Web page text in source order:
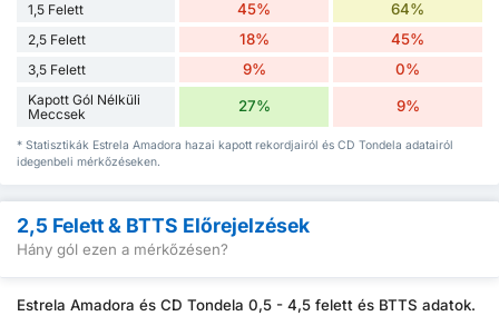
1,5 Felett 45% 64%
2,5 Felett 18% 45%
3,5 Felett 9% 0%
Kapott Gól Nélküli
Meccsek
27% 9%
* Statisztikák Estrela Amadora hazai kapott rekordjairól és CD Tondela adatairól
idegenbeli mérkőzéseken.
2,5 Felett & BTTS Előrejelzések
Hány gól ezen a mérkőzésen?
Estrela Amadora és CD Tondela 0,5 - 4,5 felett és BTTS adatok.